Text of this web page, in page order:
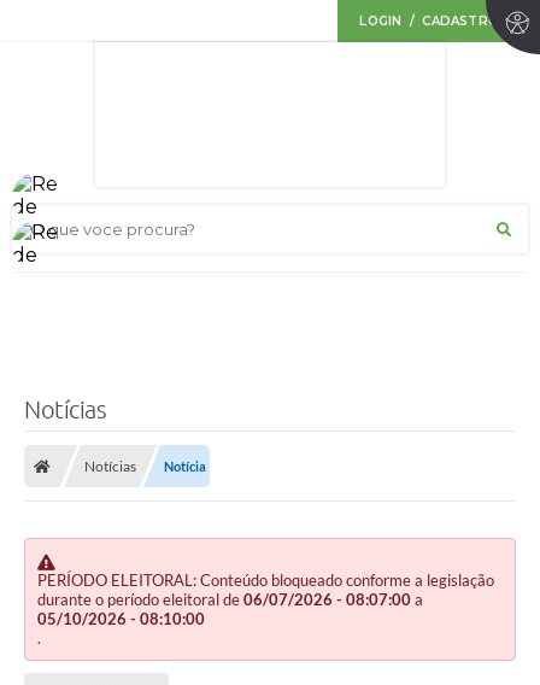
LOGIN / CADASTRO
O que voce procura?
Notícias
Notícias Notícia
PERÍODO ELEITORAL: Conteúdo bloqueado conforme a legislação
durante o período eleitoral de06/07/2026 - 08:07:00a
05/10/2026 - 08:10:00
.